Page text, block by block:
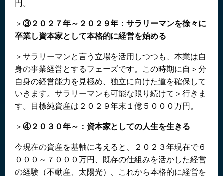
円。
＞ ③２０２７年～２０２９年：サラリーマンを徐々に
卒業し資本家として本格的に経営を始める
＞サラリーマンと言う立場を活用しつつも、本業は自
身の事業経営とするフェーズです。この時期に自＞分
自身の経営能力を見極め、独立に向けた道を確保して
いきます。サラリーマンも可能な限り続けて＞行きま
す。目標純資産は２０２９年末１億５０００万円。
＞ ④２０３０年～：資本家としての人生を生きる
今現在の資産を基軸に考えると、２０２３年現在で６
０００～７０００万円、既存の仕組みを活かした経営
の経験（不動産、太陽光）、これから本格的に経営を